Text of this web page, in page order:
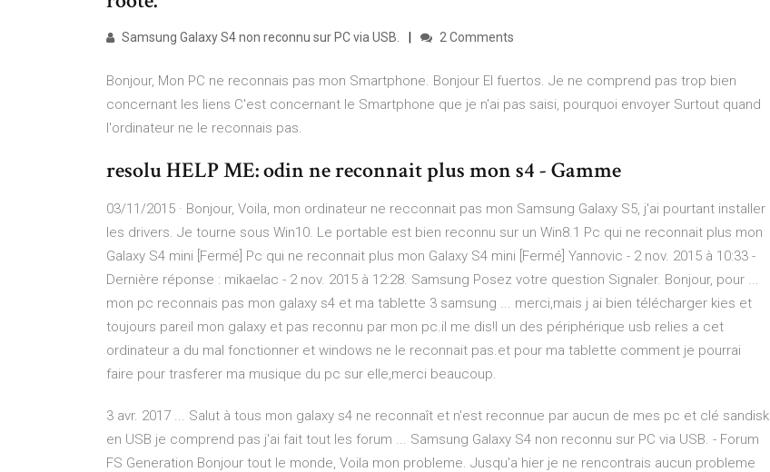
Samsung Galaxy S4 non reconnu sur PC via USB. 2 Comments
Bonjour, Mon PC ne reconnais pas mon Smartphone. Bonjour El fuertos. Je ne comprend pas trop bien
concernant les liens C'est concernant le Smartphone que je n'ai pas saisi, pourquoi envoyer Surtout quand
l'ordinateur ne le reconnais pas.
resolu HELP ME: odin ne reconnait plus mon s4 - Gamme
03/11/2015 · Bonjour, Voila, mon ordinateur ne recconnait pas mon Samsung Galaxy S5, j'ai pourtant installer
les drivers. Je tourne sous Win10. Le portable est bien reconnu sur un Win8.1 Pc qui ne reconnait plus mon
Galaxy S4 mini [Fermé] Pc qui ne reconnait plus mon Galaxy S4 mini [Fermé] Yannovic - 2 nov. 2015 à 10:33 -
Dernière réponse : mikaelac - 2 nov. 2015 à 12:28. Samsung Posez votre question Signaler. Bonjour, pour ...
mon pc reconnais pas mon galaxy s4 et ma tablette 3 samsung ... merci,mais j ai bien télécharger kies et
toujours pareil mon galaxy et pas reconnu par mon pc.il me dis!l un des périphérique usb relies a cet
ordinateur a du mal fonctionner et windows ne le reconnait pas.et pour ma tablette comment je pourrai
faire pour trasferer ma musique du pc sur elle,merci beaucoup.
3 avr. 2017 ... Salut à tous mon galaxy s4 ne reconnaît et n'est reconnue par aucun de mes pc et clé sandisk
en USB je comprend pas j'ai fait tout les forum ... Samsung Galaxy S4 non reconnu sur PC via USB. - Forum
FS Generation Bonjour tout le monde, Voila mon probleme. Jusqu'a hier je ne rencontrais aucun probleme